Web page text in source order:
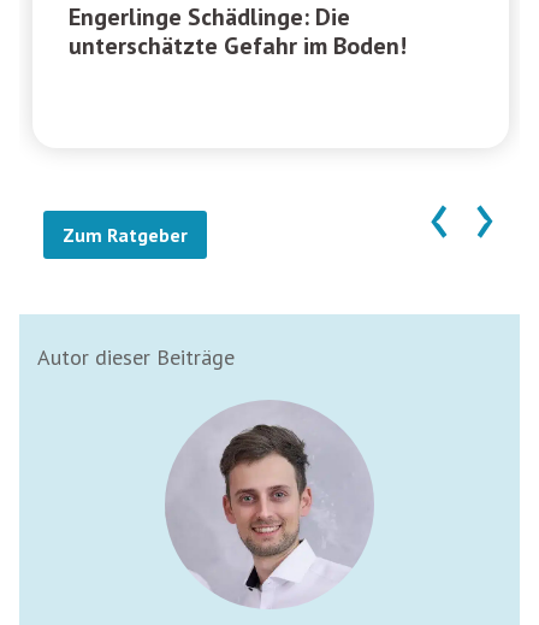
Engerlinge Schädlinge: Die
unterschätzte Gefahr im Boden!
‹ ›
Zum Ratgeber
Autor dieser Beiträge